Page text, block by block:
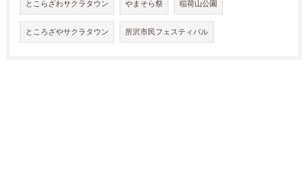
とこらざわサクラタウン やまそら祭 稲荷山公園
ところざやサクラタウン 所沢市民フェスティバル